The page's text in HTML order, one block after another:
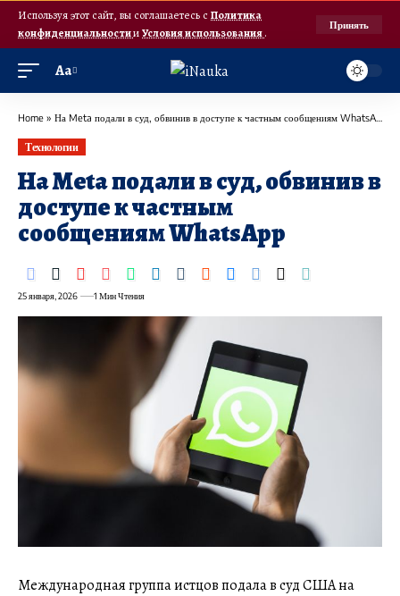
Используя этот сайт, вы соглашаетесь с Политика
конфиденциальностииУсловия использования.
Принять
Аа
Home » На Meta подали в суд, обвинив в доступе к частным сообщениям WhatsApp
Технологии
На Meta подали в суд, обвинив в
доступе к частным
сообщениям WhatsApp
25 января, 2026 1 Мин Чтения
Международная группа истцов подала в суд США на